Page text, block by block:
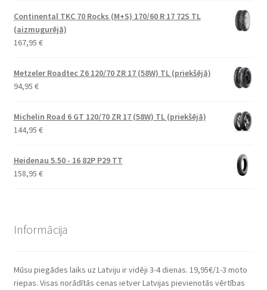
Continental TKC 70 Rocks (M+S) 170/60 R 17 72S TL
(aizmugurējā)
167,95 €
Metzeler Roadtec Z6 120/70 ZR 17 (58W) TL (priekšējā)
94,95 €
Michelin Road 6 GT 120/70 ZR 17 (58W) TL (priekšējā)
144,95 €
Heidenau 5.50 - 16 82P P29 TT
158,95 €
Informācija
Mūsu piegādes laiks uz Latviju ir vidēji 3-4 dienas. 19,95€/1-3 moto
riepas. Visas norādītās cenas ietver Latvijas pievienotās vērtības